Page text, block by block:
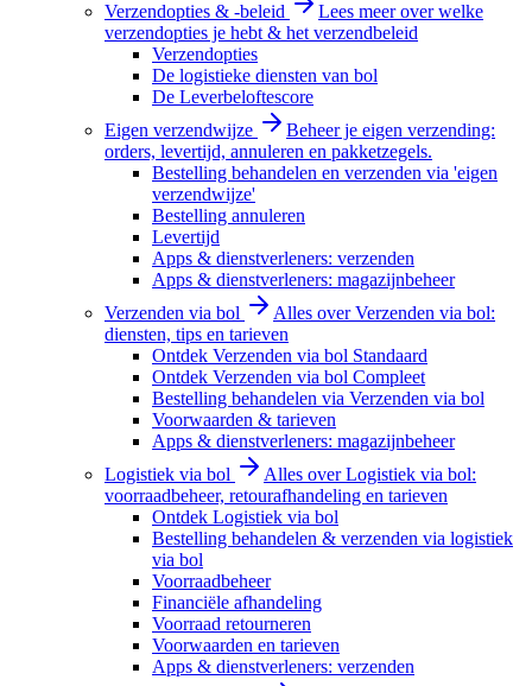
Verzendopties & -beleid
Lees meer over welke
verzendopties je hebt & het verzendbeleid
Verzendopties
De logistieke diensten van bol
De Leverbeloftescore
Eigen verzendwijze
Beheer je eigen verzending:
orders, levertijd, annuleren en pakketzegels.
Bestelling behandelen en verzenden via 'eigen
verzendwijze'
Bestelling annuleren
Levertijd
Apps & dienstverleners: verzenden
Apps & dienstverleners: magazijnbeheer
Verzenden via bol
Alles over Verzenden via bol:
diensten, tips en tarieven
Ontdek Verzenden via bol Standaard
Ontdek Verzenden via bol Compleet
Bestelling behandelen via Verzenden via bol
Voorwaarden & tarieven
Apps & dienstverleners: magazijnbeheer
Logistiek via bol
Alles over Logistiek via bol:
voorraadbeheer, retourafhandeling en tarieven
Ontdek Logistiek via bol
Bestelling behandelen & verzenden via logistiek
via bol
Voorraadbeheer
Financiële afhandeling
Voorraad retourneren
Voorwaarden en tarieven
Apps & dienstverleners: verzenden